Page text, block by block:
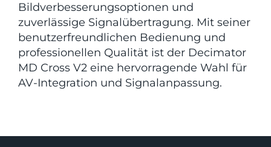
Bildverbesserungsoptionen und
zuverlässige Signalübertragung. Mit seiner
benutzerfreundlichen Bedienung und
professionellen Qualität ist der Decimator
MD Cross V2 eine hervorragende Wahl für
AV-Integration und Signalanpassung.